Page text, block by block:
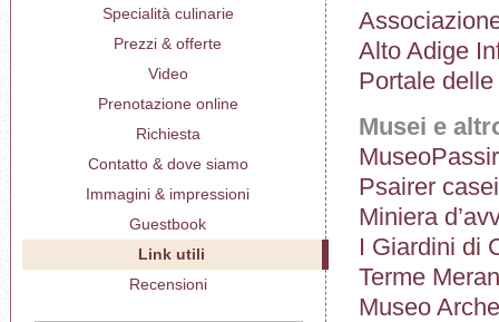
Specialità culinarie
Prezzi & offerte
Video
Prenotazione online
Richiesta
Contatto & dove siamo
Immagini & impressioni
Guestbook
Link utili
Recensioni
Alto Adige
Portale
Musei e
Psairer
Miniera
I Giardini di
Terme
Museo